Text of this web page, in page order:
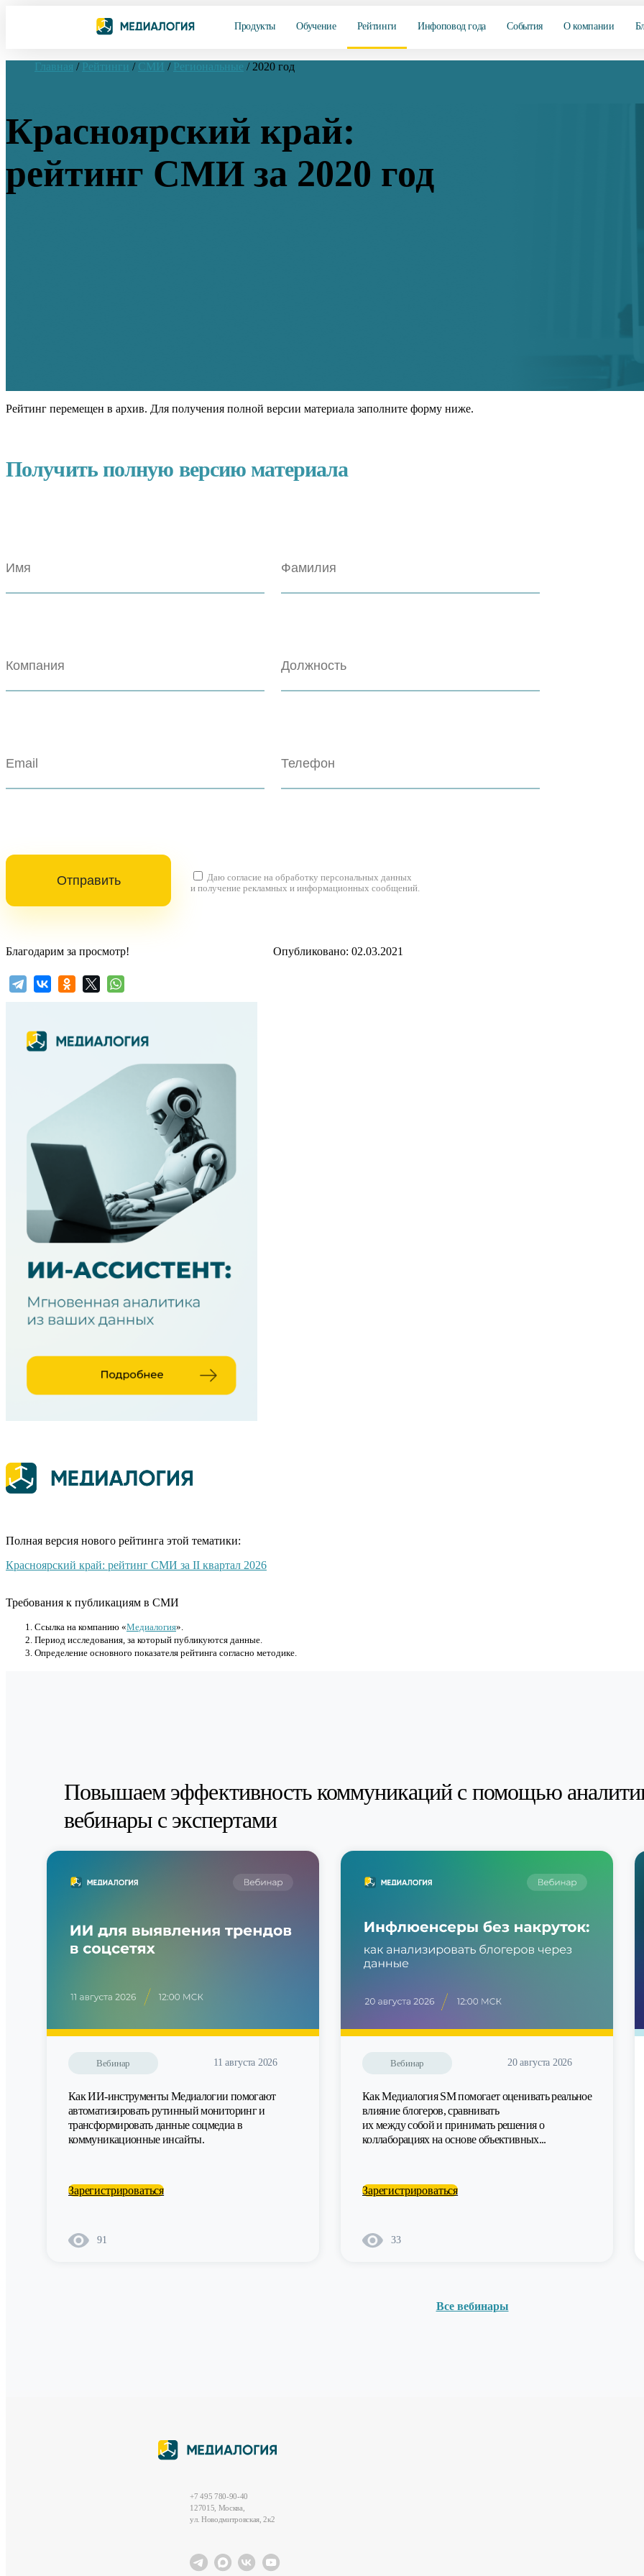
Продукты Обучение Рейтинги Инфоповод года События О компании
Главная / Рейтинги / СМИ / Региональные / 2020 год
Красноярский край:
рейтинг СМИ за 2020 год
Рейтинг перемещен в архив. Для получения полной версии материала заполните форму ниже.
Получить полную версию материала
Даю согласие на обработку персональных данных
и получение рекламных и информационных сообщений.
Благодарим за просмотр! Опубликовано: 02.03.2021
Полная версия нового рейтинга этой тематики:
Красноярский край: рейтинг СМИ за II квартал 2026
Требования к публикациям в СМИ
Cсылка на компанию «Медиалогия».
Период исследования, за который публикуются данные.
Определение основного показателя рейтинга согласно методике.
Повышаем эффективность коммуникаций с помощью
вебинары с экспертами
Вебинар 11 августа 2026
Как ИИ-инструменты Медиалогии помогают
автоматизировать рутинный мониторинг и
трансформировать данные соцмедиа в
коммуникационные инсайты.
Зарегистрироваться
91
Вебинар 20 августа 2026
Как Медиалогия SM помогает оценивать реальное
влияние блогеров, сравнивать
их между собой и принимать решения о
коллаборациях на основе объективных...
Зарегистрироваться
33
Все вебинары
+7 495 780-90-40
127015, Москва,
ул. Новодмитровская, 2к2